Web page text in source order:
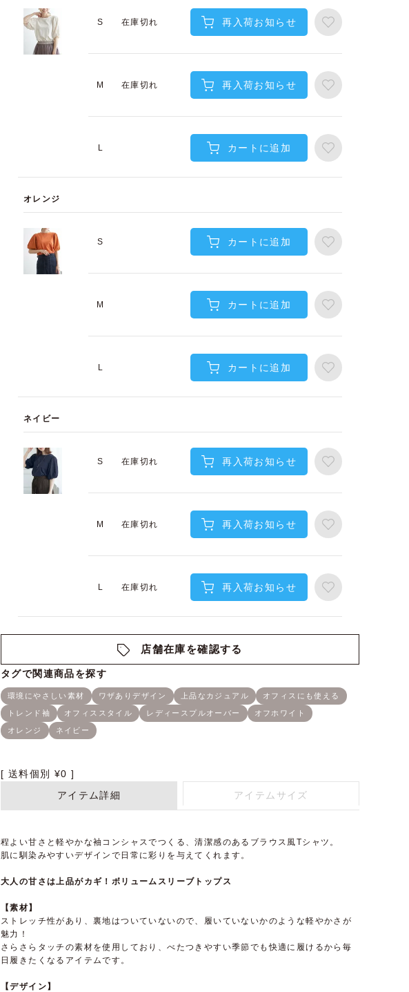
S 在庫切れ 再入荷お知らせ
M 在庫切れ 再入荷お知らせ
L カートに追加
オレンジ
S カートに追加
M カートに追加
L カートに追加
ネイビー
S 在庫切れ 再入荷お知らせ
M 在庫切れ 再入荷お知らせ
L 在庫切れ 再入荷お知らせ
店舗在庫を確認する
送料個別 ¥0
アイテム詳細
アイテムサイズ
程よい甘さと軽やかな袖コンシャスでつくる、清潔感のあるブラウス風Tシャツ。
肌に馴染みやすいデザインで日常に彩りを与えてくれます。
大人の甘さは上品がカギ！ボリュームスリーブトップス
【素材】
ストレッチ性があり、裏地はついていないので、履いていないかのような軽やかさが
魅力！
さらさらタッチの素材を使用しており、べたつきやすい季節でも快適に履けるから毎
日履きたくなるアイテムです。
【デザイン】